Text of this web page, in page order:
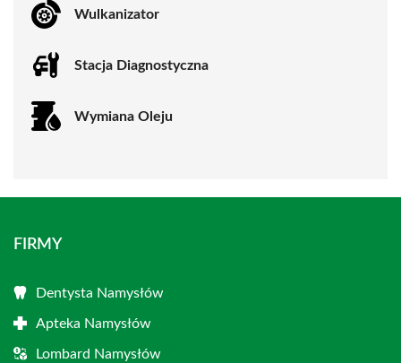
Wulkanizator
Stacja Diagnostyczna
Wymiana Oleju
FIRMY
Dentysta Namysłów
Apteka Namysłów
Lombard Namysłów